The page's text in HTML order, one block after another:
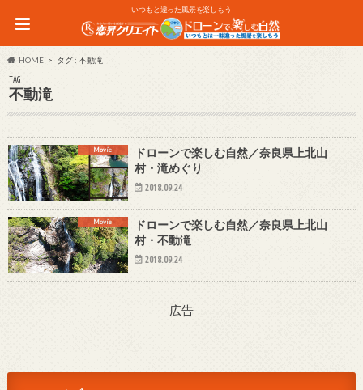
いつもと違った風景を楽しもう
HOME タグ : 不動滝
TAG
不動滝
Movie
ドローンで楽しむ自然／奈良県上北山
村・滝めぐり
2018.09.24
Movie
ドローンで楽しむ自然／奈良県上北山
村・不動滝
2018.09.24
広告